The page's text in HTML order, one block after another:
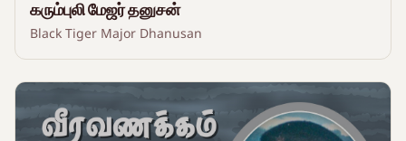
கரும்புலி மேஜர் தனுசன்
Black Tiger Major Dhanusan